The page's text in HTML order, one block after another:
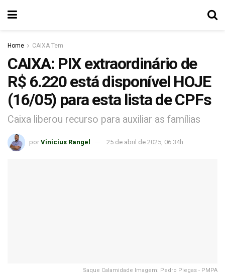
Home CAIXA Tem
CAIXA: PIX extraordinário de
R$ 6.220 está disponível HOJE
(16/05) para esta lista de CPFs
Caixa liberou recurso para auxiliar as famílias
por Vinicius Rangel 25 de abril de 2025, 06:34h
Saque Calamidade Imagem: Pedro Piegas - PMPA